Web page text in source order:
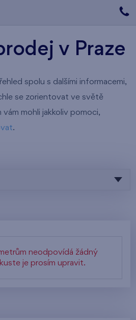
v Praze
spolu s dalšími informacemi,
se zorientovat ve světě
mohli jakkoliv pomoci,
.
neodpovídá žádný
je prosím upravit.